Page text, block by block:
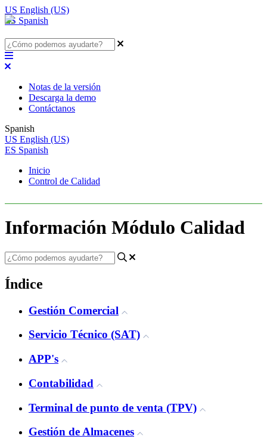
US English (US)
ES Spanish
Notas de la versión
Descarga la demo
Contáctanos
Spanish
US English (US)
ES Spanish
Inicio
Control de Calidad
Información Módulo Calidad
Índice
Gestión Comercial
Servicio Técnico (SAT)
APP's
Contabilidad
Terminal de punto de venta (TPV)
Gestión de Almacenes